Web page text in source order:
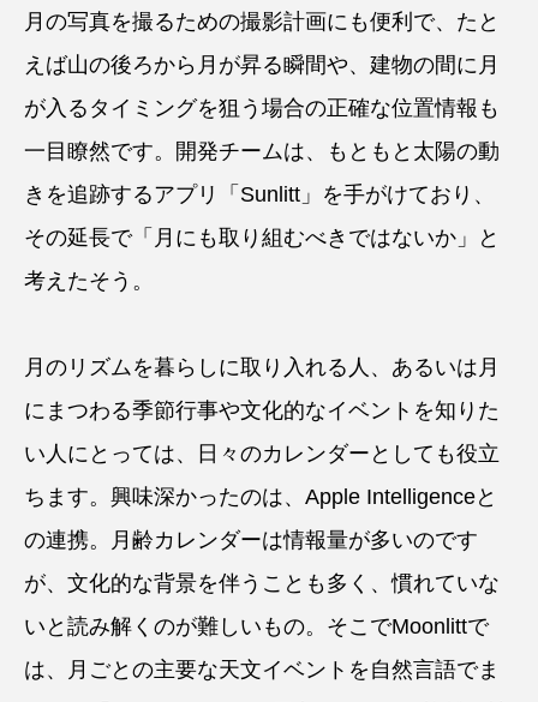
月の写真を撮るための撮影計画にも便利で、たと
えば山の後ろから月が昇る瞬間や、建物の間に月
が入るタイミングを狙う場合の正確な位置情報も
一目瞭然です。開発チームは、もともと太陽の動
きを追跡するアプリ「Sunlitt」を手がけており、
その延長で「月にも取り組むべきではないか」と
考えたそう。
月のリズムを暮らしに取り入れる人、あるいは月
にまつわる季節行事や文化的なイベントを知りた
い人にとっては、日々のカレンダーとしても役立
ちます。興味深かったのは、Apple Intelligenceと
の連携。月齢カレンダーは情報量が多いのです
が、文化的な背景を伴うことも多く、慣れていな
いと読み解くのが難しいもの。そこでMoonlittで
は、月ごとの主要な天文イベントを自然言語でま